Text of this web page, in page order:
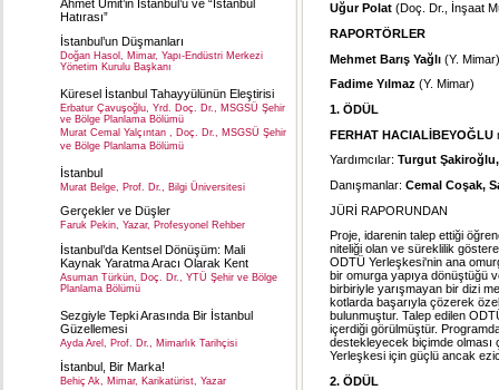
Ahmet Ümit’in İstanbul’u ve “İstanbul
Hatırası”
İstanbul’un Düşmanları
Doğan Hasol, Mimar, Yapı-Endüstri Merkezi
Yönetim Kurulu Başkanı
Küresel İstanbul Tahayyülünün Eleştirisi
Erbatur Çavuşoğlu, Yrd. Doç. Dr., MSGSÜ Şehir
ve Bölge Planlama Bölümü
Murat Cemal Yalçıntan , Doç. Dr., MSGSÜ Şehir
ve Bölge Planlama Bölümü
İstanbul
Murat Belge, Prof. Dr., Bilgi Üniversitesi
Gerçekler ve Düşler
Faruk Pekin, Yazar, Profesyonel Rehber
İstanbul’da Kentsel Dönüşüm: Mali
Kaynak Yaratma Aracı Olarak Kent
Asuman Türkün, Doç. Dr., YTÜ Şehir ve Bölge
Planlama Bölümü
Sezgiyle Tepki Arasında Bir İstanbul
Güzellemesi
Ayda Arel, Prof. Dr., Mimarlık Tarihçisi
İstanbul, Bir Marka!
Behiç Ak, Mimar, Karikatürist, Yazar
Uğur Polat (Doç. Dr., İnşaat
RAPORTÖRLER
Mehmet Barış Yağlı (Y.
Fadime Yılmaz (Y. Mimar)
1. ÖDÜL
FERHAT HACIALİBEYOĞLU
Yardımcılar: Turgut Şakiroğlu,
Danışmanlar: Cemal Coşak,
JÜRİ RAPORUNDAN
Proje, idarenin talep ettiği
niteliği olan ve süreklilik
ODTÜ Yerleşkesi'nin ana
bir omurga yapıya dönüştüğü
birbiriyle yarışmayan bir dizi
kotlarda başarıyla çözerek
bulunmuştur. Talep edilen
içerdiği görülmüştür.
destekleyecek biçimde olması
Yerleşkesi için güçlü ancak
2. ÖDÜL